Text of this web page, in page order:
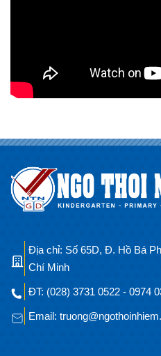
Địa chỉ: Số 65D, Đ. Hồ Bá
Chí Minh
ĐT: (028) 3731 0522 - 0974
Email: